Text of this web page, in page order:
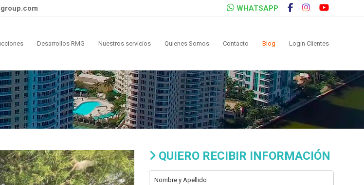
WHATSAPP
Desarrollos RMG Nuestros servicios Quienes Somos Contacto Blog Login Clientes
QUIERO RECIBIR INFORMACIÓN